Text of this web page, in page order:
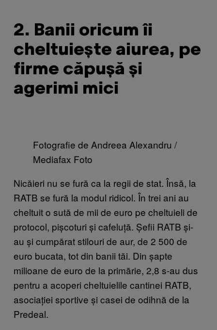
2. Banii oricum îi
cheltuiește aiurea, pe
firme căpușă și
agerimi mici
Fotografie de Andreea Alexandru /
Mediafax Foto
Nicăieri nu se fură ca la regii de stat. Însă, la
RATB se fură la modul ridicol. În trei ani au
cheltuit o sută de mii de euro pe cheltuieli de
protocol, pișcoturi și cafeluță. Șefii RATB și-
au și cumpărat stilouri de aur, de 2 500 de
euro bucata, tot din banii tăi. Din șapte
milioane de euro de la primărie, 2,8 s-au dus
pentru a acoperi cheltuielile cantinei RATB,
asociației sportive și casei de odihnă de la
Predeal.